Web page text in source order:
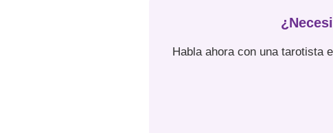
Habla ahora con una tarotista